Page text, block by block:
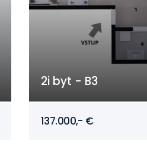
2i byt - B3
137.000,- €